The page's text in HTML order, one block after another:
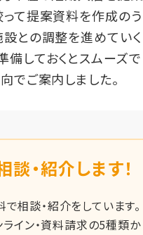
て提案資料を作成のう
との調整を進めていく
しておくとスムーズで
でご案内しました。
談・紹介します！
談・紹介をしています。
イン・資料請求の5種類か